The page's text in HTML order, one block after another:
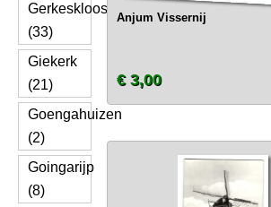
Gerkesklooster
(33)
Giekerk
(21)
Goengahuizen
(2)
Goingarijp
(8)
Anjum Vissernij
€ 3,00